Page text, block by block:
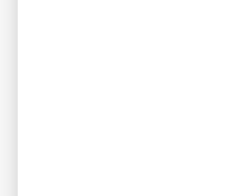
ADAPTEE A
Affections
Chez l'enfant, la
à 30 mg/kg/jour